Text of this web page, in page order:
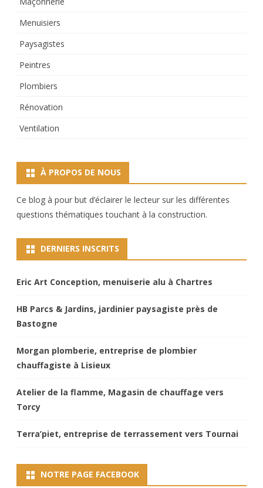
Menuisiers
Paysagistes
Peintres
Plombiers
Rénovation
Ventilation
À PROPOS DE NOUS
Ce blog à pour but d’éclairer le lecteur sur les différentes
questions thématiques touchant à la construction.
DERNIERS INSCRITS
Eric Art Conception, menuiserie alu à Chartres
HB Parcs & Jardins, jardinier paysagiste près de
Bastogne
Morgan plomberie, entreprise de plombier
chauffagiste à Lisieux
Atelier de la flamme, Magasin de chauffage vers
Torcy
Terra’piet, entreprise de terrassement vers Tournai
NOTRE PAGE FACEBOOK